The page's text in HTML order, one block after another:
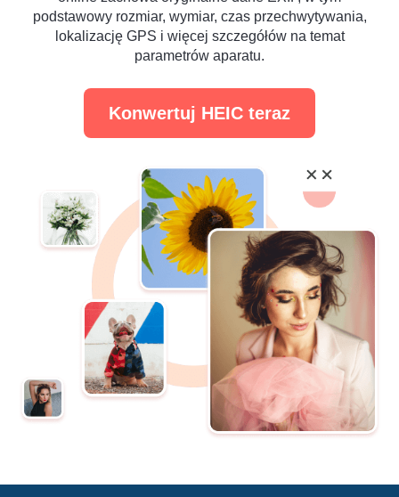
podstawowy rozmiar, wymiar, czas przechwytywania,
lokalizację GPS i więcej szczegółów na temat
parametrów aparatu.
Konwertuj HEIC teraz